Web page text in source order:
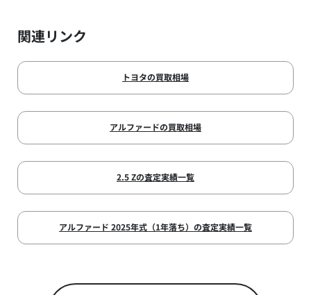
関連リンク
トヨタの買取相場
アルファードの買取相場
2.5 Zの査定実績一覧
アルファード 2025年式（1年落ち）の査定実績一覧